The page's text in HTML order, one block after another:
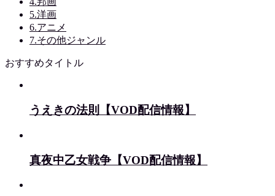
5.洋画
6.アニメ
7.その他ジャンル
おすすめタイトル
うえきの法則【VOD配信情報】
真夜中乙女戦争【VOD配信情報】